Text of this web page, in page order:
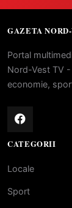
GAZETA
Portal
Nord-Vest TV
economie,
CATEGORII
Locale
Sport